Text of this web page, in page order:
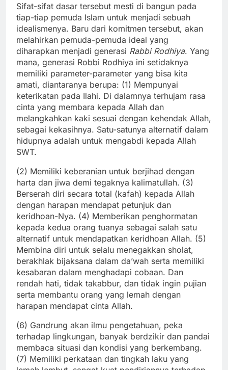
Sifat-sifat dasar tersebut mesti di bangun pada
tiap-tiap pemuda Islam untuk menjadi sebuah
idealismenya. Baru dari komitmen tersebut, akan
melahirkan pemuda-pemuda ideal yang
diharapkan menjadi generasi Rabbi Rodhiya. Yang
mana, generasi Robbi Rodhiya ini setidaknya
memiliki parameter-parameter yang bisa kita
amati, diantaranya berupa: (1) Mempunyai
keterikatan pada Ilahi. Di dalamnya terhujam rasa
cinta yang membara kepada Allah dan
melangkahkan kaki sesuai dengan kehendak Allah,
sebagai kekasihnya. Satu-satunya alternatif dalam
hidupnya adalah untuk mengabdi kepada Allah
SWT.
(2) Memiliki keberanian untuk berjihad dengan
harta dan jiwa demi tegaknya kalimatullah. (3)
Berserah diri secara total (kafah) kepada Allah
dengan harapan mendapat petunjuk dan
keridhoan-Nya. (4) Memberikan penghormatan
kepada kedua orang tuanya sebagai salah satu
alternatif untuk mendapatkan keridhoan Allah. (5)
Membina diri untuk selalu menegakkan sholat,
berakhlak bijaksana dalam da’wah serta memiliki
kesabaran dalam menghadapi cobaan. Dan
rendah hati, tidak takabbur, dan tidak ingin pujian
serta membantu orang yang lemah dengan
harapan mendapat cinta Allah.
(6) Gandrung akan ilmu pengetahuan, peka
terhadap lingkungan, banyak berdzikir dan pandai
membaca situasi dan kondisi yang berkembang.
(7) Memiliki perkataan dan tingkah laku yang